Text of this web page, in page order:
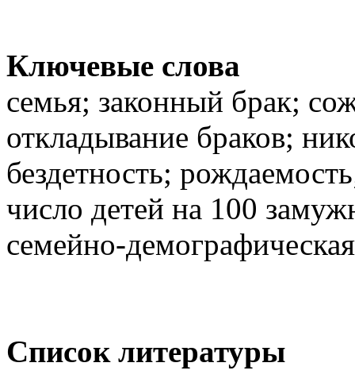
Ключевые слова
семья; законный брак;
откладывание браков;
бездетность;
число детей на 100
семейно-
Список литературы